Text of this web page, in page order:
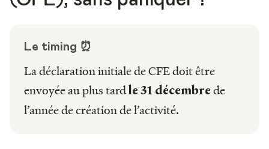
Le timing ⏰
La déclaration initiale de CFE doit être
envoyée au plus tardle 31 décembrede
l’année de création de l’activité.